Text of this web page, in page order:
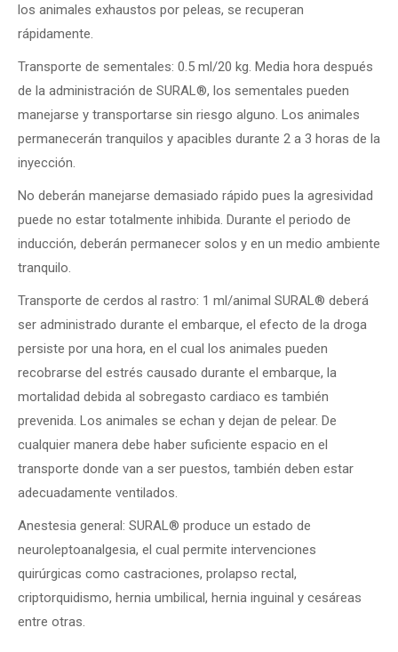
los animales exhaustos por peleas, se recuperan
rápidamente.­
Transporte de sementales: 0.5 ml/20 kg. Media hora después
de la administración de SURAL®, los sementales pueden
manejarse y transportarse sin riesgo alguno. Los animales
permanecerán tranquilos y apacibles durante 2 a 3 horas de la
inyección.
No deberán manejarse demasiado rápido pues la agresividad
puede no estar totalmente inhibida. Durante el periodo de
inducción, deberán permanecer solos y en un medio ambiente
tranquilo.
Transporte de cerdos al rastro: 1 ml/animal SURAL® deberá
ser administrado durante el embarque, el efecto de la droga
persiste por una hora, en el cual los animales pueden
recobrarse del estrés causado durante el embarque, la
mortalidad debida al sobregasto cardiaco es también
prevenida. Los animales se echan y dejan de pelear. De
cualquier manera debe haber suficiente espacio en el
transporte donde van a ser puestos, también deben estar
adecuadamente ventilados.
Anestesia general: SURAL® produce un estado de
neuroleptoanalgesia, el cual permite intervenciones
quirúrgicas como castraciones, prolapso rectal,
criptorquidismo, hernia umbilical, hernia inguinal y cesá­reas
entre otras.